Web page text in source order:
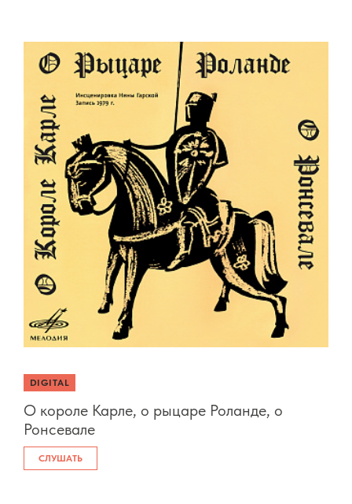
DIGITAL
О короле Карле, о рыцаре Роланде, о
Ронсевале
СЛУШАТЬ